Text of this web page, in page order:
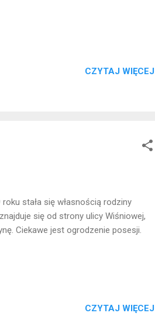
CZYTAJ WIĘCEJ
stała się własnością rodziny
się od strony ulicy Wiśniowej,
Ciekawe jest ogrodzenie posesji.
CZYTAJ WIĘCEJ